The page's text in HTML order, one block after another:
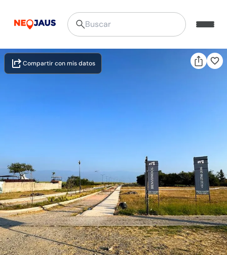
Compartir con mis datos